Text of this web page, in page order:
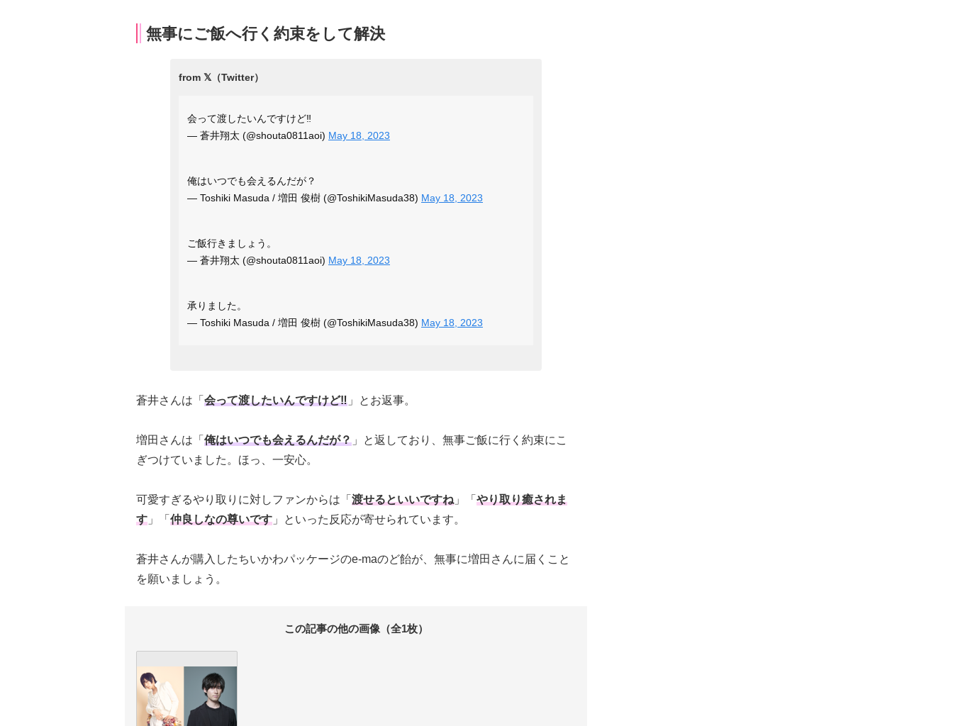
無事にご飯へ行く約束をして解決
会って渡したいんですけど‼️
— 蒼井翔太 (@shouta0811aoi) May 18, 2023
俺はいつでも会えるんだが？
— Toshiki Masuda / 増田 俊樹 (@ToshikiMasuda38) May 18, 2023
ご飯行きましょう。
— 蒼井翔太 (@shouta0811aoi) May 18, 2023
承りました。
— Toshiki Masuda / 増田 俊樹 (@ToshikiMasuda38) May 18, 2023
蒼井さんは「 会って渡したいんですけど‼️ 」とお返事。
増田さんは「 俺はいつでも会えるんだが？ 」と返しており、無事ご飯に行く約束にこ
ぎつけていました。ほっ、一安心。
可愛すぎるやり取りに対しファンからは「 渡せるといいですね 」「 やり取り癒されま
す 」「 仲良しなの尊いです 」といった反応が寄せられています。
蒼井さんが購入したちいかわパッケージのe-maのど飴が、無事に増田さんに届くこと
を願いましょう。
この記事の他の画像（全1枚）